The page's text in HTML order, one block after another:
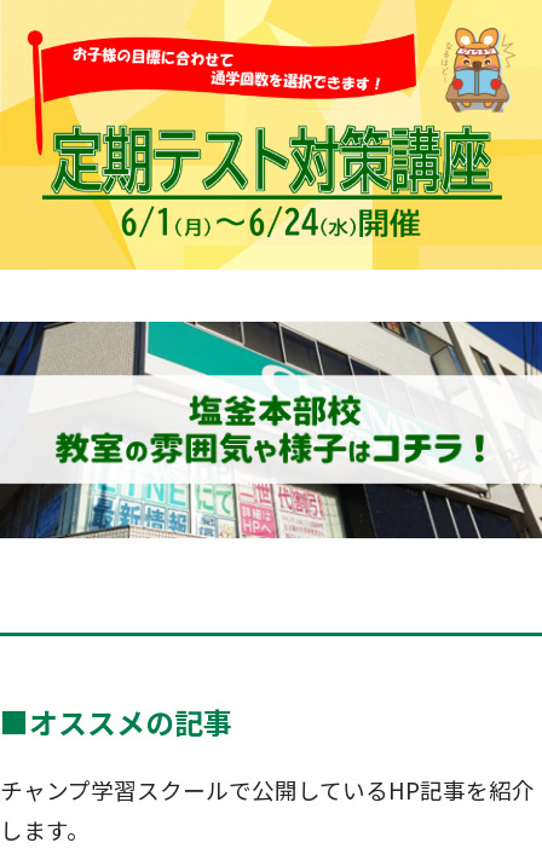
■オススメの記事
チャンプ学習スクールで公開しているHP記事を紹介
します。